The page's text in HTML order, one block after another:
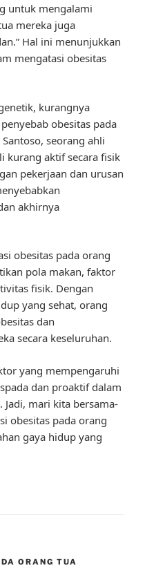
untuk mengalami
mereka juga
Hal ini menunjukkan
mengatasi obesitas
kurangnya
obesitas pada
seorang ahli
kurang aktif secara fisik
pekerjaan dan urusan
akhirnya
obesitas pada orang
pola makan, faktor
fisik. Dengan
yang sehat, orang
dan
secara keseluruhan.
yang mempengaruhi
dan proaktif dalam
mari kita bersama-
obesitas pada orang
gaya hidup yang
ORANG TUA